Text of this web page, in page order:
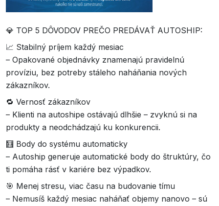
💎 TOP 5 DÔVODOV PREČO PREDÁVAŤ AUTOSHIP:
📈 Stabilný príjem každý mesiac
– Opakované objednávky znamenajú pravidelnú
províziu, bez potreby stáleho naháňania nových
zákazníkov.
🔁 Vernosť zákazníkov
– Klienti na autoshipe ostávajú dlhšie – zvyknú si na
produkty a neodchádzajú ku konkurencii.
🧮 Body do systému automaticky
– Autoship generuje automatické body do štruktúry, čo
ti pomáha rásť v kariére bez výpadkov.
🎯 Menej stresu, viac času na budovanie tímu
– Nemusíš každý mesiac naháňať objemy nanovo – sú